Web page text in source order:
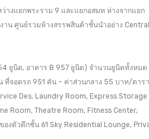
างแยกพระราม 9 และแยกอสมท ห่างจากแยก
าน ศูนย์รวมห้างสรรพสินค้าชั้นนำอย่าง Central
ยูนิต, อาคาร B 957 ยูนิต) จำนวนยูนิตทั้งหมด
ที่จอดรถ 951 คัน – ค่าส่วนกลาง 55 บาท/ตาร
Des, Laundry Room, Express Storage
Room, Theatre Room, Fitness Center,
องตัวตึกชั้น 61 Sky Residential Lounge,